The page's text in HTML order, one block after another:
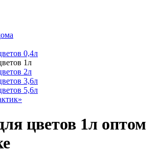
0,4л
1л
2л
3,6л
5,6л
цветов 1л оптом